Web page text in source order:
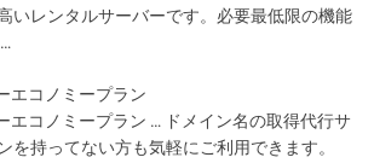
いレンタルサーバーです。必要最低限の機能
エコノミープラン
エコノミープラン … ドメイン名の取得代行サ
を持ってない方も気軽にご利用できます。